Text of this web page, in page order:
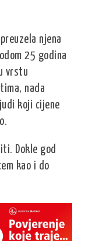
njena
25 godina
vrstu
nada
koji cijene
Dokle god
kao i do